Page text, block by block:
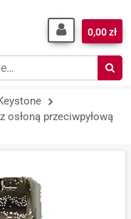
0,00 zł
osłoną przeciwpyłową